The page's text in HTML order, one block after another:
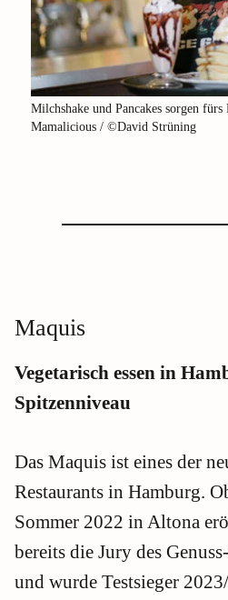
Milchshake und Pancakes sorgen
Mamalicious / ©David Strüning
Maquis
Vegetarisch essen in
Spitzenniveau
Das Maquis ist eines der
Restaurants in Hamburg.
Sommer 2022 in Altona
bereits die Jury des
und wurde Testsieger